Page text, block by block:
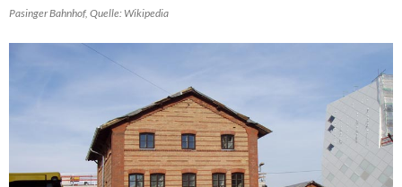
Pasinger Bahnhof, Quelle: Wikipedia